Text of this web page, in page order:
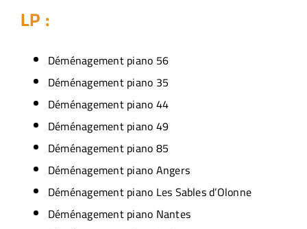
LP :
Déménagement piano 56
Déménagement piano 35
Déménagement piano 44
Déménagement piano 49
Déménagement piano 85
Déménagement piano Angers
Déménagement piano Les Sables d’Olonne
Déménagement piano Nantes